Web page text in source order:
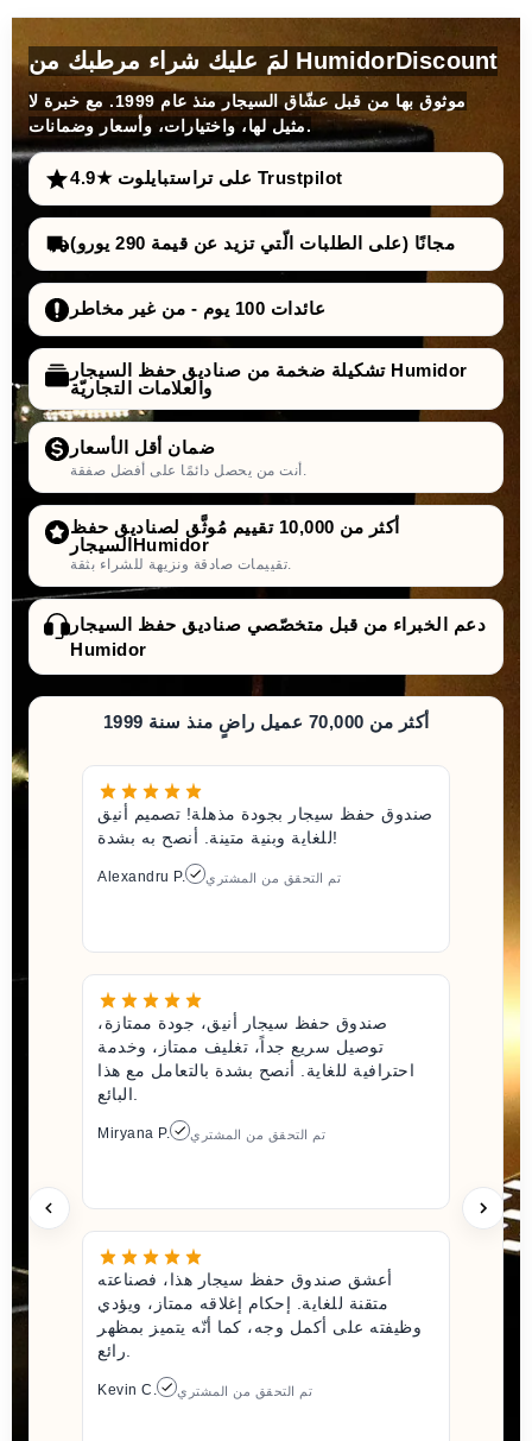
لمَ عليك شراء مرطبك من HumidorDiscount
موثوق بها من قبل عشّاق السيجار منذ عام 1999. مع خبرة لا
مثيل لها، واختيارات، وأسعار وضمانات.
4.9★ على تراستبايلوت Trustpilot
مجانًا (على الطلبات الّتي تزيد عن قيمة 290 يورو)
عائدات 100 يوم - من غير مخاطر
تشكيلة ضخمة من صناديق حفظ السيجار Humidor
والعلامات التجاريّة
ضمان أقل الأسعار
أنت من يحصل دائمًا على أفضل صفقة.
أكثر من 10,000 تقييم مُوثَّق لصناديق حفظ
السيجارHumidor
تقييمات صادقة ونزيهة للشراء بثقة.
دعم الخبراء من قبل متخصّصي صناديق حفظ السيجار
Humidor
أكثر من 70,000 عميل راضٍ منذ سنة 1999
صندوق حفظ سيجار بجودة مذهلة! تصميم أنيق
للغاية وبنية متينة. أنصح به بشدة!
Alexandru P. تم التحقق من المشتري
صندوق حفظ سيجار أنيق، جودة ممتازة،
توصيل سريع جداً، تغليف ممتاز، وخدمة
احترافية للغاية. أنصح بشدة بالتعامل مع هذا
البائع.
Miryana P. تم التحقق من المشتري
أعشق صندوق حفظ سيجار هذا، فصناعته
متقنة للغاية. إحكام إغلاقه ممتاز، ويؤدي
وظيفته على أكمل وجه، كما أنّه يتميز بمظهر
رائع.
Kevin C. تم التحقق من المشتري